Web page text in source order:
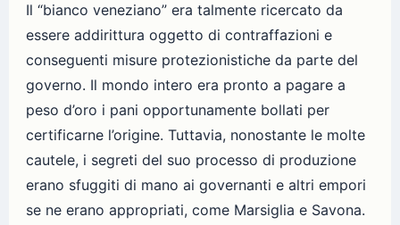
Il “bianco veneziano” era talmente ricercato da
essere addirittura oggetto di contraffazioni e
conseguenti misure protezionistiche da parte del
governo. Il mondo intero era pronto a pagare a
peso d’oro i pani opportunamente bollati per
certificarne l’origine. Tuttavia, nonostante le molte
cautele, i segreti del suo processo di produzione
erano sfuggiti di mano ai governanti e altri empori
se ne erano appropriati, come Marsiglia e Savona.